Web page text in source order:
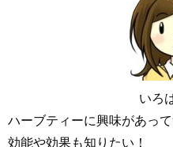
いろ
ハーブティーに興味があっ
効能や効果も知りたい！